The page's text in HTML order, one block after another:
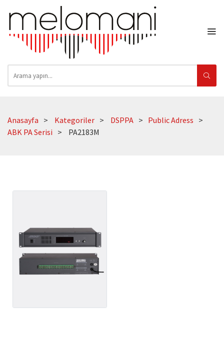
Anasayfa Kategoriler DSPPA
Public Adress
ABK PA Serisi
PA2183M